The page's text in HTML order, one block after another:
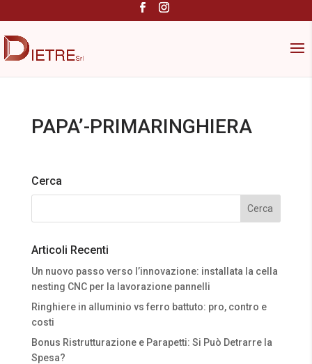
PAPA’-PRIMARINGHIERA
Cerca
Articoli Recenti
Un nuovo passo verso l’innovazione: installata la cella
nesting CNC per la lavorazione pannelli
Ringhiere in alluminio vs ferro battuto: pro, contro e
costi
Bonus Ristrutturazione e Parapetti: Si Può Detrarre la
Spesa?